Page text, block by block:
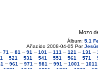
Mozo
Álbum: 5.1
Añadido 2008-04-05 Por
71 – 81 – 91 – 101 – 111 – 121 – 131 –
– 521 – 531 – 541 – 551 – 561 – 571 –
– 961 – 971 – 981 – 991 – 1001 – 1011